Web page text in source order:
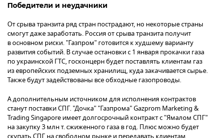
Победители и неудачники
От срыва транзита ряд стран пострадают, но некоторые страны
смогут даже заработать. Россия от срыва транзита получит
в основном риски. "Газпром" готовится к худшему варианту
развития событий. В случае остановки с 1 января прокачки газа
по украинской ГТС, госконцерн будет поставлять клиентам газ
из европейских подземных хранилищ, куда закачивается сырье.
Также будут задействованы все обходные газопроводы.
А дополнительным источником для исполнения контрактов
станут поставки СПГ. "Дочка" "Газпрома" Gazprom Marketing &
Trading Singapore имеет долгосрочный контракт с "Ямалом СПГ"
на закупку 3 млн т. сжиженного газа в год. Плюс можно будет